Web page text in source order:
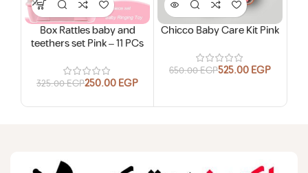
Box Rattles baby and
teethers set Pink – 11 PCs
325.00EGP250.00EGP
Chicco Baby Care Kit Pink
650.00EGP525.00EGP